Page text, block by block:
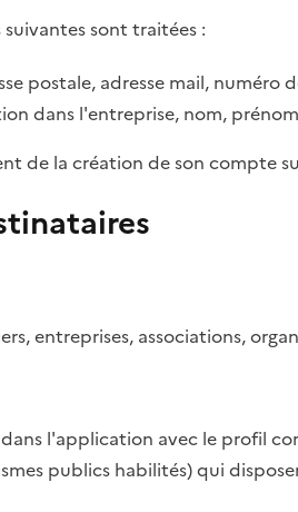
sont traitées :
postale, adresse mail, numéro
dans l'entreprise, nom,
de la création de son compte
entreprises, associations,
l'application avec le profil
publics habilités) qui